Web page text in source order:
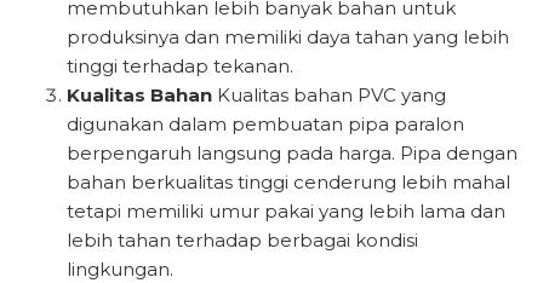
membutuhkan lebih banyak bahan untuk
produksinya dan memiliki daya tahan yang lebih
tinggi terhadap tekanan.
Kualitas Bahan Kualitas bahan PVC yang
digunakan dalam pembuatan pipa paralon
berpengaruh langsung pada harga. Pipa dengan
bahan berkualitas tinggi cenderung lebih mahal
tetapi memiliki umur pakai yang lebih lama dan
lebih tahan terhadap berbagai kondisi
lingkungan.